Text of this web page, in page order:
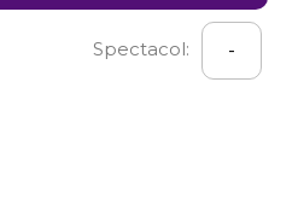
Spectacol: -